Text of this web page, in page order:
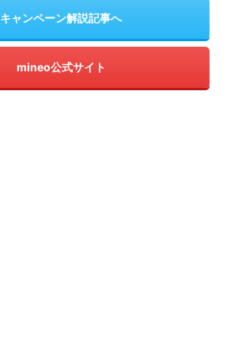
キャンペーン解説記事へ
mineo公式サイト